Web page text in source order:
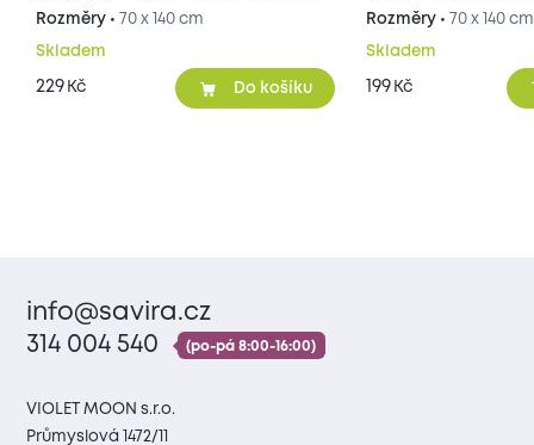
cm
Rozměry • 70 x 140 cm
Skladem
229 Kč Do košíku
Rozměry • 70 x 140 cm
Skladem
199 Kč
info@savira.cz
314 004 540
(po-pá 8:00-16:00)
VIOLET MOON s.r.o.
Průmyslová 1472/11